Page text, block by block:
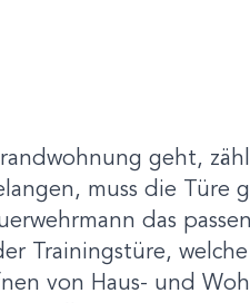
geht,
muss die Türe
das
Trainingstüre,
von Haus- und